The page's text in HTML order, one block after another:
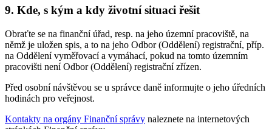
9. Kde, s kým a kdy životní situaci řešit
Obraťte se na finanční úřad, resp. na jeho územní pracoviště, na
němž je uložen spis, a to na jeho Odbor (Oddělení) registrační, příp.
na Oddělení vyměřovací a vymáhací, pokud na tomto územním
pracovišti není Odbor (Oddělení) registrační zřízen.
Před osobní návštěvou se u správce daně informujte o jeho úředních
hodinách pro veřejnost.
Kontakty na orgány Finanční správy naleznete na internetových